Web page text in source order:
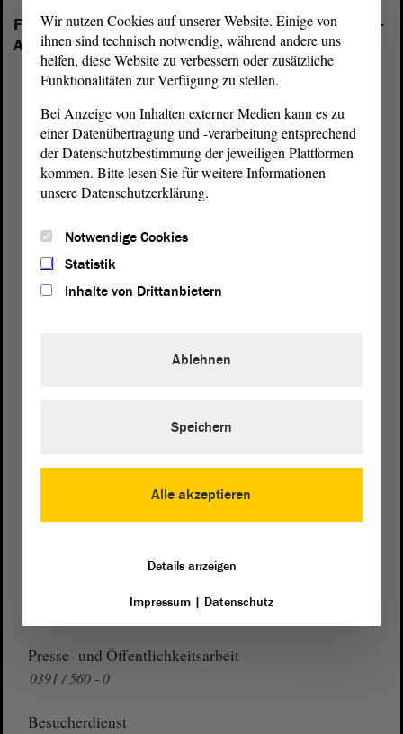
Folgende Fraktionen sind im Landtag von Sachsen-
Anhalt vertreten:
Wegbeschreibung
0391 / 560 - 1123
Presse- und Öffentlichkeitsarbeit
0391 / 560 - 0
Besucherdienst
Wir nutzen Cookies auf unserer Website. Einige von
ihnen sind technisch notwendig, während andere uns
helfen, diese Website zu verbessern oder zusätzliche
Funktionalitäten zur Verfügung zu stellen.
Bei Anzeige von Inhalten externer Medien kann es zu
einer Datenübertragung und -verarbeitung entsprechend
der Datenschutzbestimmung der jeweiligen Plattformen
kommen. Bitte lesen Sie für weitere Informationen
unsere Datenschutzerklärung.
Notwendige Cookies
Statistik
Inhalte von Drittanbietern
Alle akzeptieren
Ablehnen
Speichern
Details anzeigen
Impressum| Datenschutz